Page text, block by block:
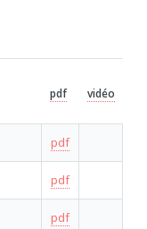
pdf vidéo
pdf
pdf
pdf